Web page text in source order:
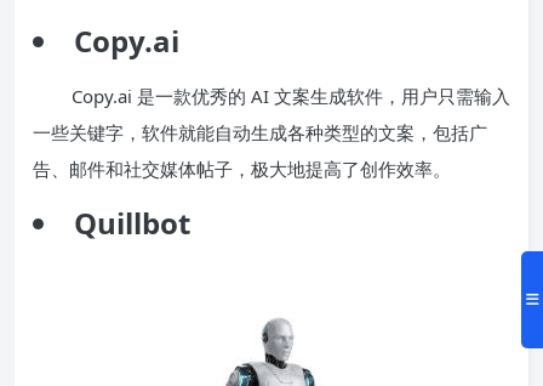
Copy.ai
Copy.ai 是一款优秀的 AI 文案生成软件，用户只需输入
一些关键字，软件就能自动生成各种类型的文案，包括广
告、邮件和社交媒体帖子，极大地提高了创作效率。
Quillbot